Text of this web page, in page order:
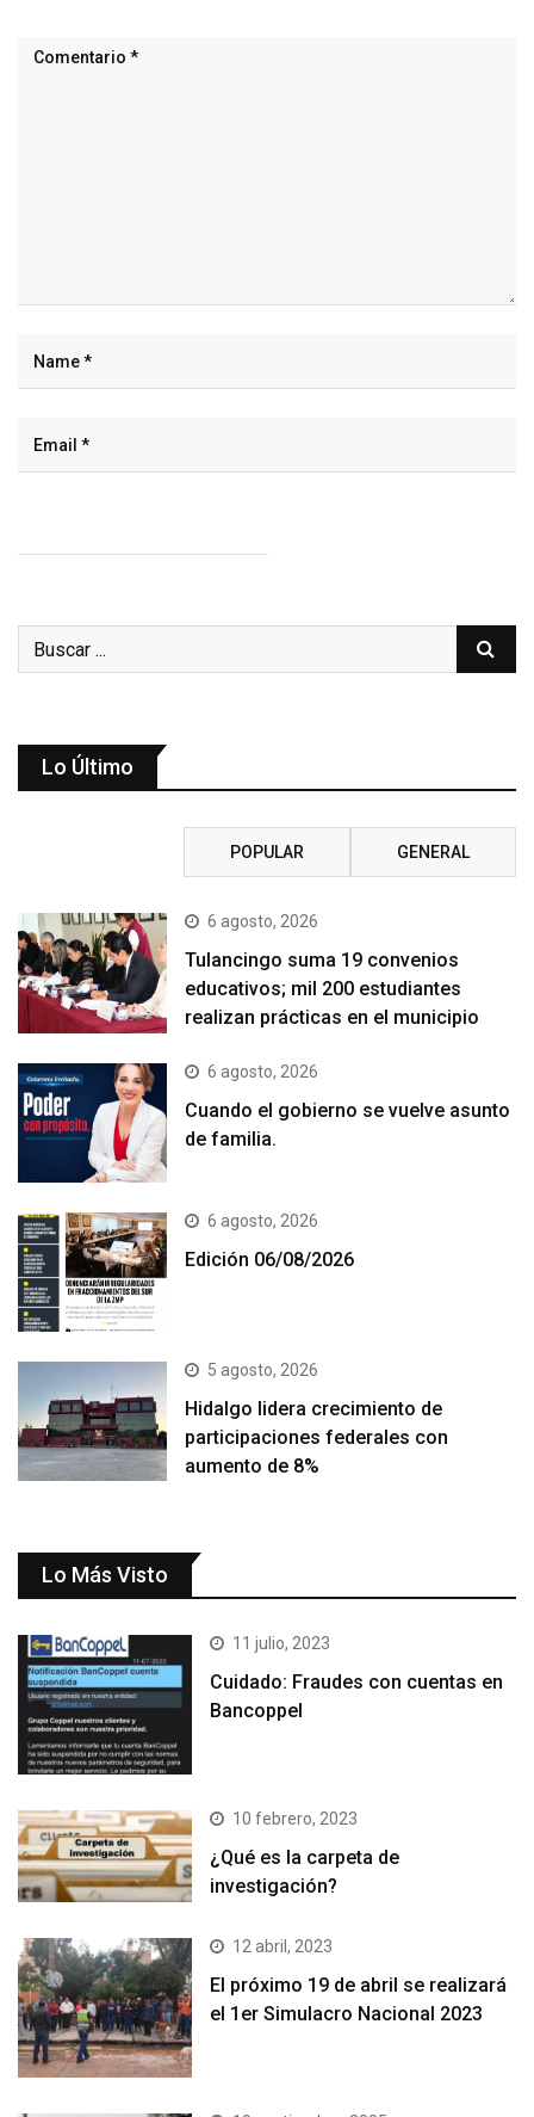
Lo Último
POPULAR GENERAL
6 agosto, 2026
Tulancingo suma 19 convenios
educativos; mil 200 estudiantes
realizan prácticas en el municipio
6 agosto, 2026
Cuando el gobierno se vuelve asunto
de familia.
6 agosto, 2026
Edición 06/08/2026
5 agosto, 2026
Hidalgo lidera crecimiento de
participaciones federales con
aumento de 8%
Lo Más Visto
11 julio, 2023
Cuidado: Fraudes con cuentas en
Bancoppel
10 febrero, 2023
¿Qué es la carpeta de
investigación?
12 abril, 2023
El próximo 19 de abril se realizará
el 1er Simulacro Nacional 2023